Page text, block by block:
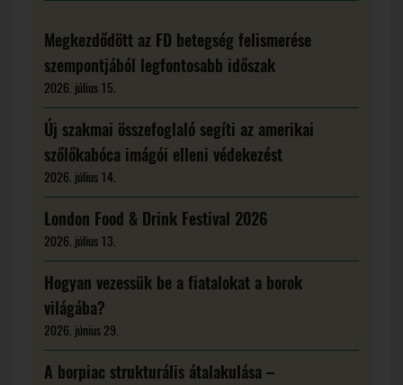
Megkezdődött az FD betegség felismerése
szempontjából legfontosabb időszak
2026. július 15.
Új szakmai összefoglaló segíti az amerikai
szőlőkabóca imágói elleni védekezést
2026. július 14.
London Food & Drink Festival 2026
2026. július 13.
Hogyan vezessük be a fiatalokat a borok
világába?
2026. június 29.
A borpiac strukturális átalakulása –